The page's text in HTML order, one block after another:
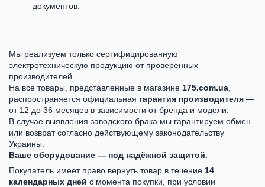
документов.
Мы реализуем только сертифицированную
электротехническую продукцию от проверенных
производителей.
На все товары, представленные в магазине 175.com.ua
распространяется официальная гарантия производителя —
от 12 до 36 месяцев в зависимости от бренда и модели.
В случае выявления заводского брака мы гарантируем обмен
или возврат согласно действующему законодательству
Украины.
Ваше оборудование — под надёжной защитой.
Покупатель имеет право вернуть товар в течение 14
календарных дней с момента покупки, при условии